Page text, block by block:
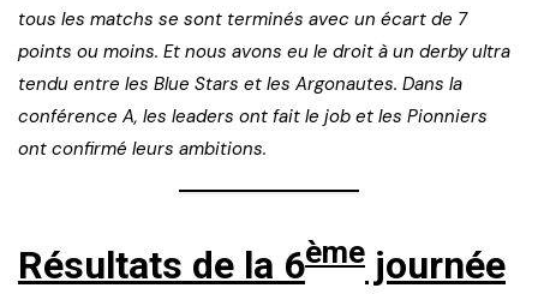
tous les matchs se sont terminés avec un écart de 7
points ou moins. Et nous avons eu le droit à un derby ultra
tendu entre les Blue Stars et les Argonautes. Dans la
conférence A, les leaders ont fait le job et les Pionniers
ont confirmé leurs ambitions.
Résultats de la 6ème journée